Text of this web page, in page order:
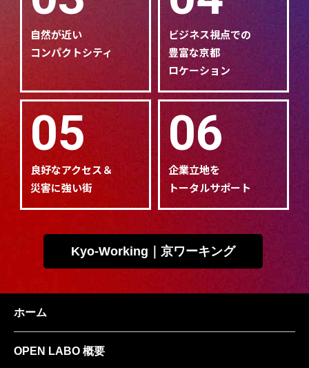
自然が近い
コンパクトシティ
ビジネス視点での
豊富な京都
ロケーション
05
良好なアクセス＆
災害に強い街
06
企業立地を
トータルサポート
Kyo-Working｜京ワーキング
ホーム
OPEN LABO 概要